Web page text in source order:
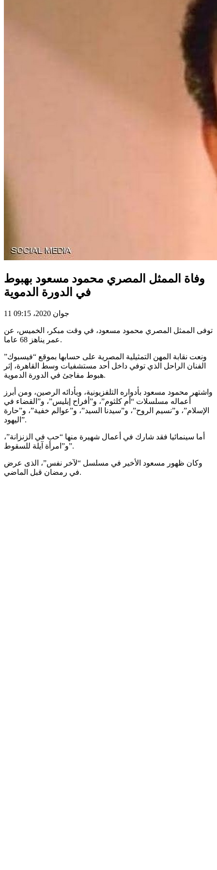
وفاة الممثل المصري محمود مسعود بهبوط
في الدورة الدموية
11 جوان 2020، 09:15
توفى الممثل المصري محمود مسعود، في وقت مبكر، الخميس، عن
عمر يناهز 68 عاما.
ونعت نقابة المهن التمثيلية المصرية على حسابها بموقع “فيسبوك”
الفنان الراحل الذي توفي داخل أحد مستشفيات وسط القاهرة، إثر
هبوط مفاجئ في الدورة الدموية.
واشتهر محمود مسعود بأدواره التلفزيونية، وبأدائه الرصين، ومن أبرز
أعماله مسلسلات “أم كلثوم”، و”أفراح إبليس”، و”القضاء في
الإسلام”، و”نسيم الروح”، و”سيدنا السيد”، و”عوالم خفية”، و”حارة
اليهود”.
أما سينمائيا فقد شارك في أعمال شهيرة منها “حب في الزنزانة”،
و”امرأة آيلة للسقوط”.
وكان ظهور مسعود الأخير في مسلسل “لآخر نفس”، الذى عرض
في رمضان قبل الماضي.